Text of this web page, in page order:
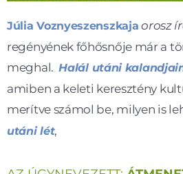
Júlia Voznyeszenszkaja orosz
regényének főhősnője már a
meghal.Halál utáni
amiben a keleti keresztény
merítve számol be, milyen is
utáni lét,